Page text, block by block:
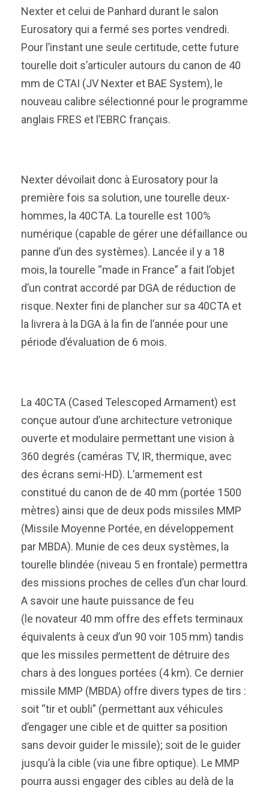
Nexter et celui de Panhard durant le salon
Eurosatory qui a fermé ses portes vendredi.
Pour l’instant une seule certitude, cette future
tourelle doit s’articuler autours du canon de 40
mm de CTAI (JV Nexter et BAE System), le
nouveau calibre sélectionné pour le programme
anglais FRES et l’EBRC français.
Nexter dévoilait donc à Eurosatory pour la
première fois sa solution, une tourelle deux-
hommes, la 40CTA. La tourelle est 100%
numérique (capable de gérer une défaillance ou
panne d’un des systèmes). Lancée il y a 18
mois, la tourelle “made in France” a fait l’objet
d’un contrat accordé par DGA de réduction de
risque. Nexter fini de plancher sur sa 40CTA et
la livrera à la DGA à la fin de l’année pour une
période d’évaluation de 6 mois.
La 40CTA (Cased Telescoped Armament) est
conçue autour d’une architecture vetronique
ouverte et modulaire permettant une vision à
360 degrés (caméras TV, IR, thermique, avec
des écrans semi-HD). L’armement est
constitué du canon de de 40 mm (portée 1500
mètres) ainsi que de deux pods missiles MMP
(Missile Moyenne Portée, en développement
par MBDA). Munie de ces deux systèmes, la
tourelle blindée (niveau 5 en frontale) permettra
des missions proches de celles d’un char lourd.
A savoir une haute puissance de feu
(le novateur 40 mm offre des effets terminaux
équivalents à ceux d’un 90 voir 105 mm) tandis
que les missiles permettent de détruire des
chars à des longues portées (4 km). Ce dernier
missile MMP (MBDA) offre divers types de tirs :
soit “tir et oubli” (permettant aux véhicules
d’engager une cible et de quitter sa position
sans devoir guider le missile); soit de le guider
jusqu’à la cible (via une fibre optique). Le MMP
pourra aussi engager des cibles au delà de la